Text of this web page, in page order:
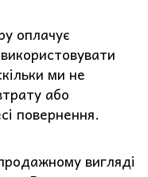
оплачує
ми не
або
повернення.
вигляді